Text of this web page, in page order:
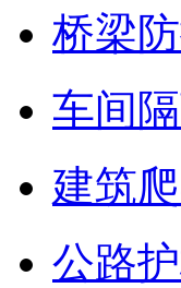
桥梁
车间
建筑
公路